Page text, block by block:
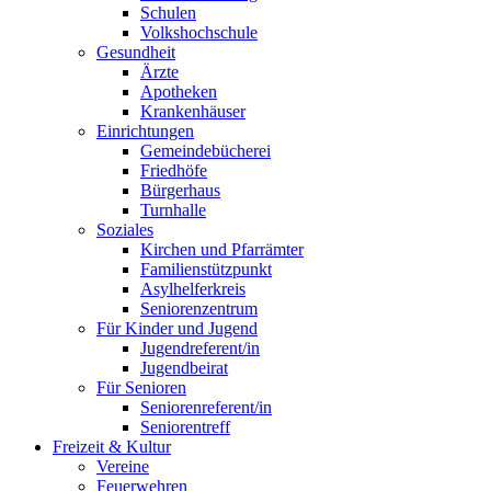
Schulen
Volkshochschule
Gesundheit
Ärzte
Apotheken
Krankenhäuser
Einrichtungen
Gemeindebücherei
Friedhöfe
Bürgerhaus
Turnhalle
Soziales
Kirchen und Pfarrämter
Familienstützpunkt
Asylhelferkreis
Seniorenzentrum
Für Kinder und Jugend
Jugendreferent/in
Jugendbeirat
Für Senioren
Seniorenreferent/in
Seniorentreff
Freizeit & Kultur
Vereine
Feuerwehren